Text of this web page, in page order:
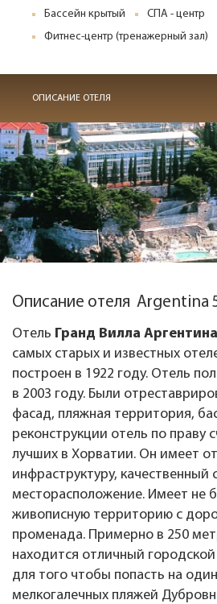
Бассейн крытый
СПА - центр
Фитнес-центр (тренажерный зал)
ОПИСАНИЕ ОТЕЛЯ
Описание отеля Argentina
Отель Гранд Вилла
самых старых и известных
построен в 1922 году. Отель
в 2003 году. Были
фасад, пляжная территория,
реконструкции отель по праву
лучших в Хорватии. Он имеет
инфраструктуру, качественный
месторасположение. Имеет не
живописную территорию с
променада. Примерно в 250
находится отличный
для того чтобы попасть на
мелкогалечных пляжей